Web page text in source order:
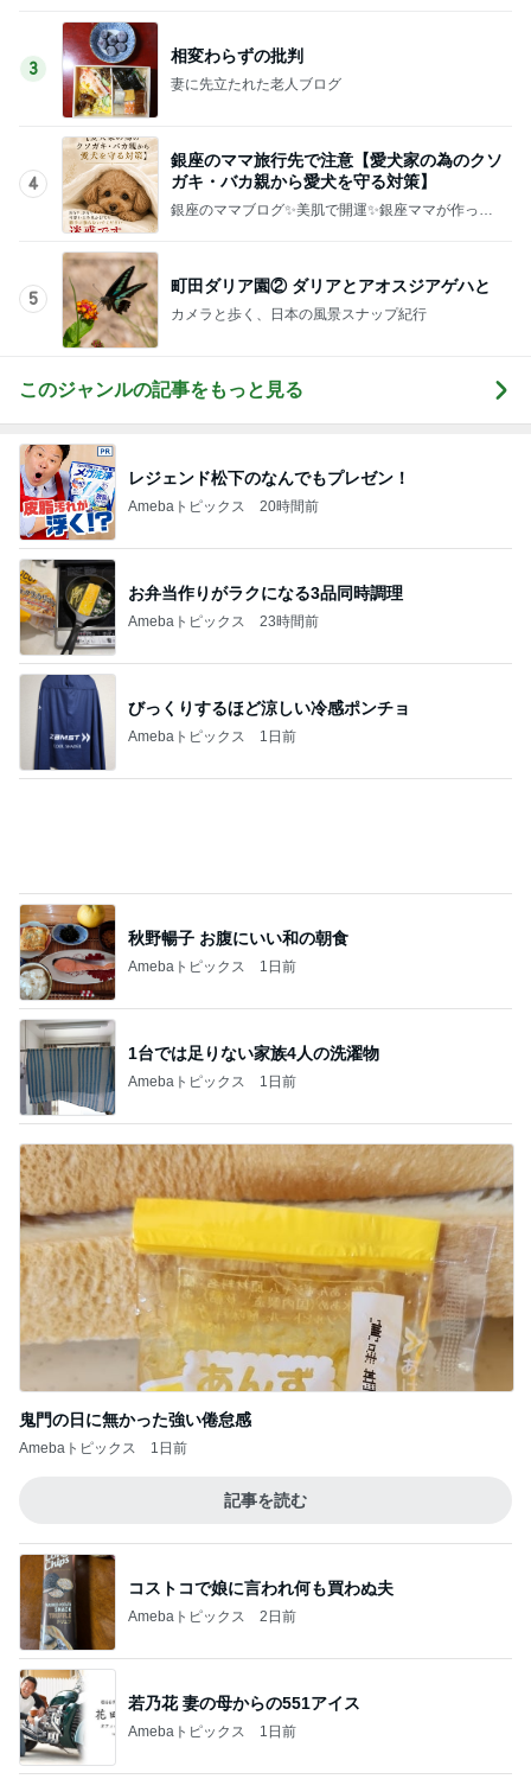
このジャンルの記事をもっと見る
レジェンド松下のなんでもプレゼン！
Amebaトピックス 20時間前
お弁当作りがラクになる3品同時調理
Amebaトピックス 23時間前
Amebaトピックス 1日前
秋野暢子 お腹にいい和の朝食
Amebaトピックス 1日前
1台では足りない家族4人の洗濯物
Amebaトピックス 1日前
鬼門の日に無かった強い倦怠感
Amebaトピックス
記事を読む
コストコで娘に言われ何も買わぬ夫
Amebaトピックス
若乃花 妻の母からの551アイス
Amebaトピックス 1日前
マカロン希望で買った2個のぬいぐるみ
Amebaトピックス 18時間前
Amebaトピックス 1日前